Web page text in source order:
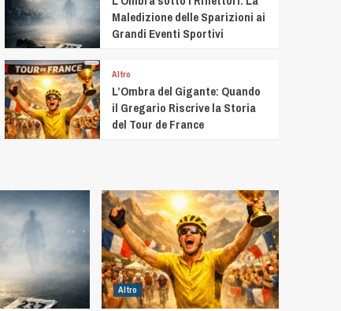
Maledizione delle Sparizioni ai
Grandi Eventi Sportivi
Altro
L’Ombra del Gigante: Quando
il Gregario Riscrive la Storia
del Tour de France
Altro